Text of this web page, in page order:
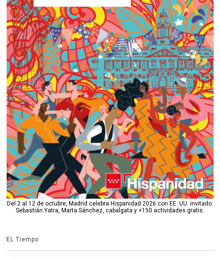
Del 2 al 12 de octubre, Madrid celebra Hispanidad 2026 con EE. UU. invitado:
Sebastián Yatra, Marta Sánchez, cabalgata y +150 actividades gratis.
EL Tiempo